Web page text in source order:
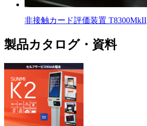
非接触カード評価装置 T8300MkII
製品カタログ・資料